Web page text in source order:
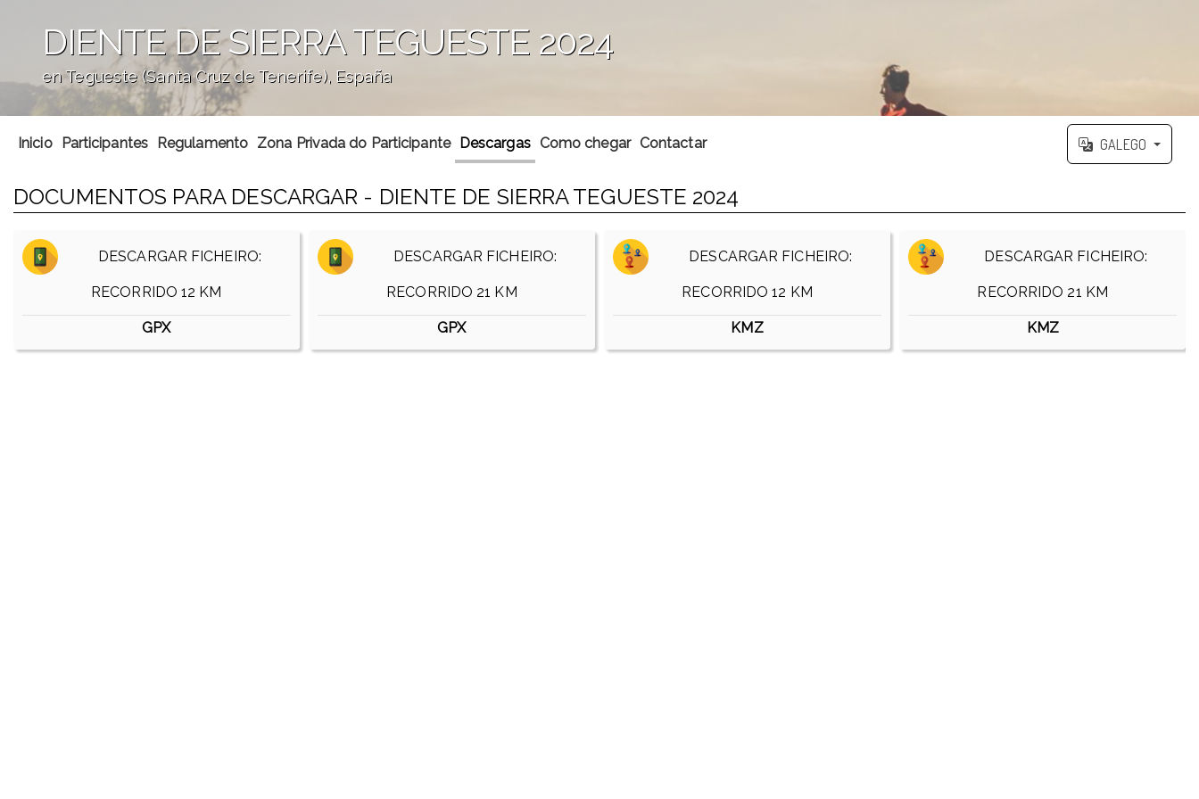
DIENTE DE SIERRA TEGUESTE 2024
en Tegueste (Santa Cruz de Tenerife), España
Inicio Participantes Regulamento Zona Privada do Participante Descargas Como chegar Contactar GALEGO
DOCUMENTOS PARA DESCARGAR - DIENTE DE SIERRA TEGUESTE 2024
DESCARGAR FICHEIRO:
RECORRIDO 12 KM
GPX
DESCARGAR FICHEIRO:
RECORRIDO 21 KM
GPX
DESCARGAR FICHEIRO:
RECORRIDO 12 KM
KMZ
DESCARGAR FICHEIRO:
RECORRIDO 21 KM
KMZ